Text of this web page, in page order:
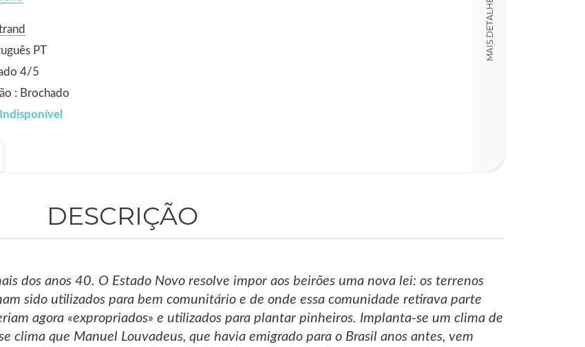
PT
4/5
: Brochado
Indisponível
MAIS DETALHES
DESCRIÇÃO
dos anos 40. O Estado Novo resolve impor aos beirões uma nova lei: os terrenos
sido utilizados para bem comunitário e de onde essa comunidade retirava parte
agora «expropriados» e utilizados para plantar pinheiros. Implanta-se um clima de
clima que Manuel Louvadeus, que havia emigrado para o Brasil anos antes, vem